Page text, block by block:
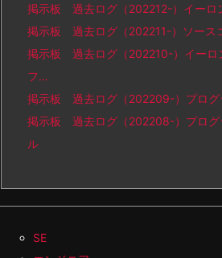
掲示板 過去ログ（202212-）イーロ
掲示板 過去ログ（202211-）ソース
掲示板 過去ログ（202210-）イーロ
フ…
掲示板 過去ログ（202209-）プログ
掲示板 過去ログ（202208-）プログ
ル
SE